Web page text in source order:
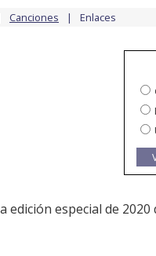
Canciones Enlaces
edición especial de 2020